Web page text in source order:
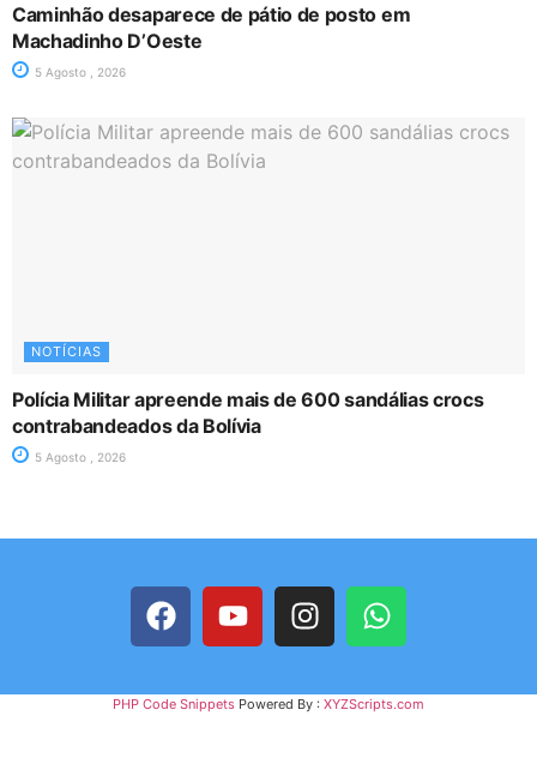
Caminhão desaparece de pátio de posto em
Machadinho D’Oeste
5 Agosto , 2026
NOTÍCIAS
Polícia Militar apreende mais de 600 sandálias crocs
contrabandeados da Bolívia
5 Agosto , 2026
PHP Code Snippets Powered By : XYZScripts.com